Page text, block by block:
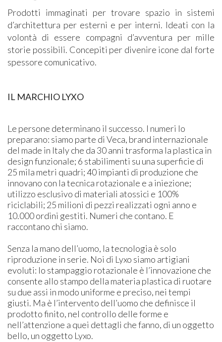
Prodotti immaginati per trovare spazio in sistemi
d’architettura per esterni e per interni. Ideati con la
volontà di essere compagni d’avventura per mille
storie possibili. Concepiti per divenire icone dal forte
spessore comunicativo.
IL MARCHIO LYXO
Le persone determinano il successo. I numeri lo
preparano: siamo parte di Veca, brand internazionale
del made in Italy che da 30 anni trasforma la plastica in
design funzionale; 6 stabilimenti su una superficie di
25 mila metri quadri; 40 impianti di produzione che
innovano con la tecnica rotazionale e a iniezione;
utilizzo esclusivo di materiali atossici e 100%
riciclabili; 25 milioni di pezzi realizzati ogni anno e
10.000 ordini gestiti. Numeri che contano. E
raccontano chi siamo.
Senza la mano dell’uomo, la tecnologia è solo
riproduzione in serie. Noi di Lyxo siamo artigiani
evoluti: lo stampaggio rotazionale è l’innovazione che
consente allo stampo della materia plastica di ruotare
su due assi in modo uniforme e preciso, nei tempi
giusti. Ma è l’intervento dell’uomo che definisce il
prodotto finito, nel controllo delle forme e
nell’attenzione a quei dettagli che fanno, di un oggetto
bello, un oggetto Lyxo.